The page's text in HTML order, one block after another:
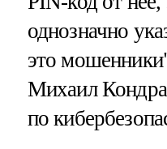
однозначно
это
Михаил
по